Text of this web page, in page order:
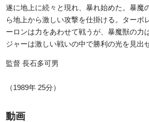
遂に地上に続々と現れ、暴れ始めた。暴魔
ら地上から激しい攻撃を仕掛ける。ターボ
ーロンは力をあわせて戦うが、暴魔獣の力
ジャーは激しい戦いの中で勝利の光を見出
監督 長石多可男
（1989年 25分）
動画